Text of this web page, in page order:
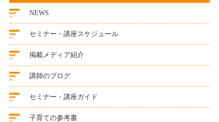
NEWS
セミナー・講座スケジュール
掲載メディア紹介
講師のブログ
セミナー・講座ガイド
子育ての参考書